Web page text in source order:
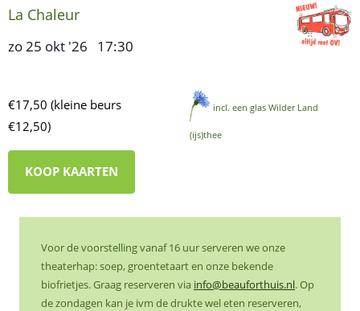
La Chaleur
zo 25 okt '26 17:30
€17,50 (kleine beurs
€12,50)
incl. een glas Wilder Land
(ijs)thee
KOOP KAARTEN
Voor de voorstelling vanaf 16 uur serveren we onze
theaterhap: soep, groentetaart en onze bekende
biofrietjes. Graag reserveren via info@beauforthuis.nl. Op
de zondagen kan je ivm de drukte wel eten reserveren,